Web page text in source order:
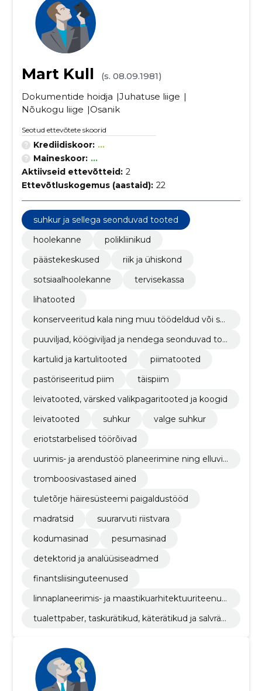
Mart Kull
(s. 08.09.1981)
Dokumentide hoidja
Juhatuse liige
Nõukogu liige
Osanik
Seotud ettevõtete skoorid
Krediidiskoor: ...
Maineskoor: ...
Aktiivseid ettevõtteid: 2
Ettevõtluskogemus (aastaid): 22
suhkur ja sellega seonduvad tooted
hoolekanne
polikliinikud
päästekeskused
riik ja ühiskond
sotsiaalhoolekanne
tervisekassa
lihatooted
konserveeritud kala ning muu töödeldud või säil
puuviljad, köögiviljad ja nendega seonduvad too
kartulid ja kartulitooted
piimatooted
pastöriseeritud piim
täispiim
leivatooted, värsked valikpagaritooted ja koogid
leivatooted
suhkur
valge suhkur
eriotstarbelised töörõivad
uurimis- ja arendustöö planeerimine ning elluvii
tromboosivastased ained
tuletõrje häiresüsteemi paigaldustööd
madratsid
suurarvuti riistvara
kodumasinad
pesumasinad
detektorid ja analüüsiseadmed
finantsliisinguteenused
linnaplaneerimis- ja maastikuarhitektuuriteenus
tualettpaber, taskurätikud, käterätikud ja salvräti